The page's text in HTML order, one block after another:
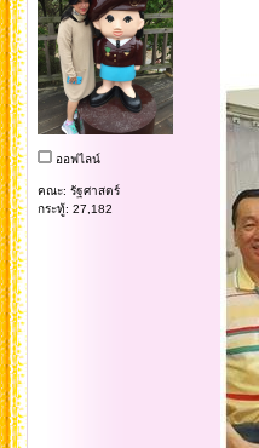
ออฟไลน์
คณะ: รัฐศาสตร์
กระทู้: 27,182